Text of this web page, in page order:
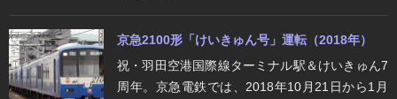
京急2100形「けいきゅん号」運転（2018年）
祝・羽田空港国際線ターミナル駅＆けいきゅん7
周年。京急電鉄では、2018年10月21日から1月